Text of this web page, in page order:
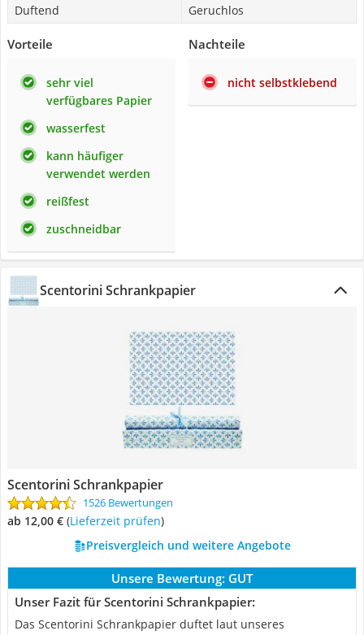
Duftend Geruchlos
Vorteile
sehr viel
verfügbares Papier
wasserfest
kann häufiger
verwendet werden
reißfest
zuschneidbar
Nachteile
nicht selbstklebend
Scentorini Schrankpapier
Scentorini Schrankpapier
1526 Bewertungen
ab 12,00 € (Lieferzeit prüfen)
Preisvergleich und weitere Angebote
Unsere Bewertung: GUT
Unser Fazit für Scentorini Schrankpapier:
Das Scentorini Schrankpapier duftet laut unseres